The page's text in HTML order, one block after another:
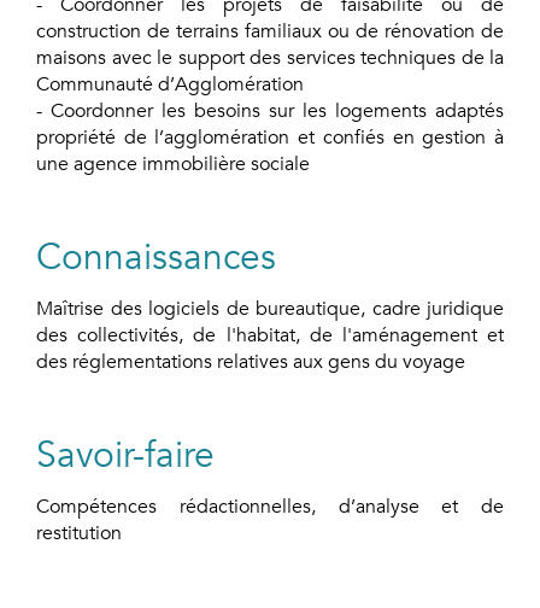
construction de terrains familiaux ou de rénovation de
maisons avec le support des services techniques de la
Communauté d’Agglomération
- Coordonner les besoins sur les logements adaptés
propriété de l’agglomération et confiés en gestion à
une agence immobilière sociale
Connaissances
Maîtrise des logiciels de bureautique, cadre juridique
des collectivités, de l'habitat, de l'aménagement et
des réglementations relatives aux gens du voyage
Savoir-faire
Compétences rédactionnelles, d’analyse et de
restitution